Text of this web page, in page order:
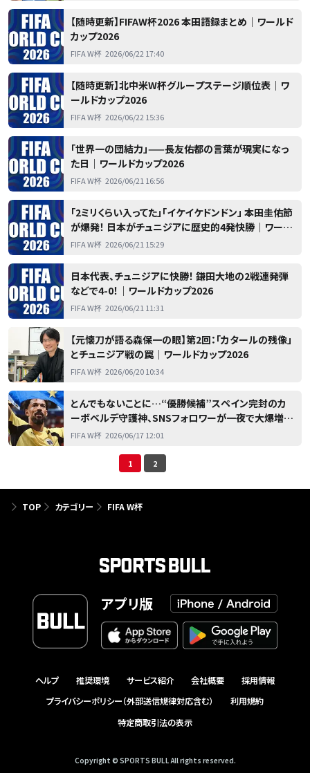
【随時更新】FIFAW杯2026 本田語録まとめ｜ワールド
カップ2026
FIFA W杯 2026/06/22 17:40
【随時更新】北中米W杯グループステージ順位表｜ワ
ールドカップ2026
FIFA W杯 2026/06/22 15:36
「世界一の団結力」——長友佑都の言葉が現実になっ
た日｜ワールドカップ2026
FIFA W杯 2026/06/21 16:56
「2ミリくらい入ってた」「イケイケドンドン」 本田圭佑節
が爆発！ 日本がチュニジアに歴史的4発快勝｜ワール
ドカップ2026
FIFA W杯 2026/06/21 15:29
日本代表、チュニジアに快勝！ 鎌田大地の2戦連発弾
などで4-0！｜ワールドカップ2026
FIFA W杯 2026/06/21 11:31
【元懐刀が語る森保一の眼】第2回：「カタールの残像」
とチュニジア戦の罠｜ワールドカップ2026
FIFA W杯 2026/06/20 10:34
とんでもないことに…“優勝候補”スペイン完封のカ
ーボベルデ守護神、SNSフォロワーが一夜で大爆増｜
ワールドカップ2026
FIFA W杯 2026/06/17 12:01
1 2
TOP カテゴリー FIFA W杯
アプリ版
ヘルプ 推奨環境 サービス紹介 会社概要
採用情報
プライバシーポリシー（外部送信規律対応含む）
利用規約
特定商取引法の表示
Copyright © SPORTS BULL All rights reserved.